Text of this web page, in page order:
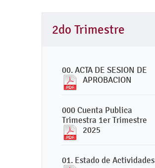
2do Trimestre
00. ACTA DE SESION DE
APROBACION
000 Cuenta Publica
Trimestra 1er Trimestre
2025
01. Estado de Actividades